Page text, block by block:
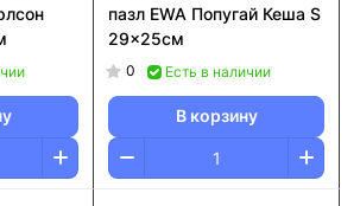
пазл EWA Попугай Кеша S
29x25см
0 Есть в наличии
В корзину